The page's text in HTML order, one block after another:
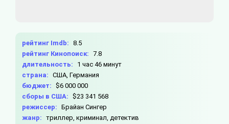
рейтинг Imdb: 8.5
рейтинг Кинопоиск: 7.8
длительность:
1 час 46 минут
страна: США, Германия
бюджет: $6 000 000
сборы в США: $23 341 568
режиссер: Брайан Сингер
жанр: триллер, криминал, детектив